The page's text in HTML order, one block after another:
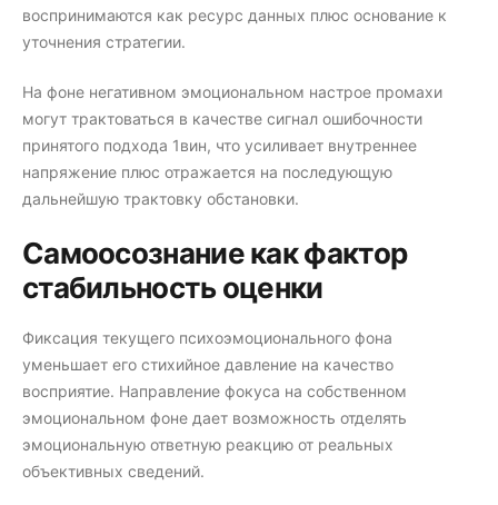
воспринимаются как ресурс данных плюс основание к
уточнения стратегии.
На фоне негативном эмоциональном настрое промахи
могут трактоваться в качестве сигнал ошибочности
принятого подхода 1вин, что усиливает внутреннее
напряжение плюс отражается на последующую
дальнейшую трактовку обстановки.
Самоосознание как фактор
стабильность оценки
Фиксация текущего психоэмоционального фона
уменьшает его стихийное давление на качество
восприятие. Направление фокуса на собственном
эмоциональном фоне дает возможность отделять
эмоциональную ответную реакцию от реальных
объективных сведений.